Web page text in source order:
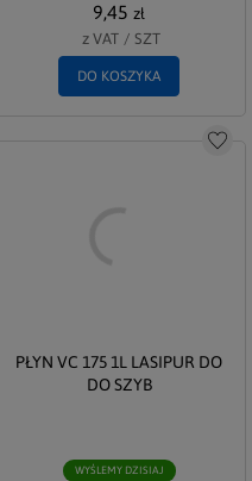
9,45 zł
z VAT / SZT
DO KOSZYKA
Do
PŁYN VC 175 1L LASIPUR DO
DO SZYB
WYŚLEMY DZISIAJ